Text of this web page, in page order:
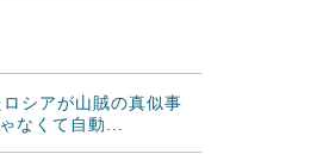
シアが山賊の真似事
なくて自動...